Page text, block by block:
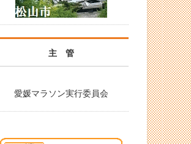
主 管
愛媛マラソン実行委員会